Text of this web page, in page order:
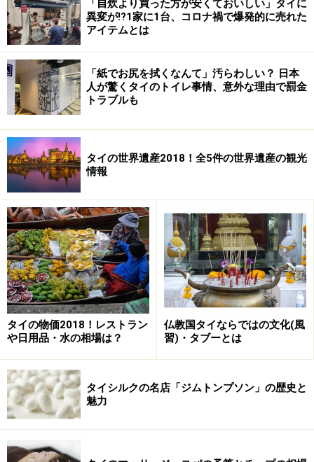
エアコンの効いた室内の席もあるが、せっかくアユタヤに来
たら川沿いのテラス席で食事を楽しみたい
地元のタイ人だけでなくアユタヤに勤務している日本人
駐在員たちにも人気のあるレストラン。アユタヤ中心部
から近いということ、大きなテーブル席が多いこともあ
あります。川エビ以外にも一般的なタイ料理も食べられ
ます。
＜DATA＞
■Baan Mai Rim Naam(バーンマイリムナーム） 住所：
43/1 Uuthong Prathuchai, Ayutthaya
TEL：086-135-1171
営業時間：10:00～22:30
定休日：無休
アクセス：アユタヤ中心部からトゥクトゥクで約10分
川エビレストラン2 ペークルンガオ
「自炊より買った方が安くておいしい」タイに
異変が!?1家に1台、コロナ禍で爆発的に売れた
アイテムとは
「紙でお尻を拭くなんて」汚らわしい？ 日本
人が驚くタイのトイレ事情、意外な理由で罰金
トラブルも
タイの世界遺産2018！全5件の世界遺産の観光
情報
タイの物価2018！レストラン
や日用品・水の相場は？
仏教国タイならではの文化(風
習)・タブーとは
タイシルクの名店「ジムトンプソン」の歴史と
魅力